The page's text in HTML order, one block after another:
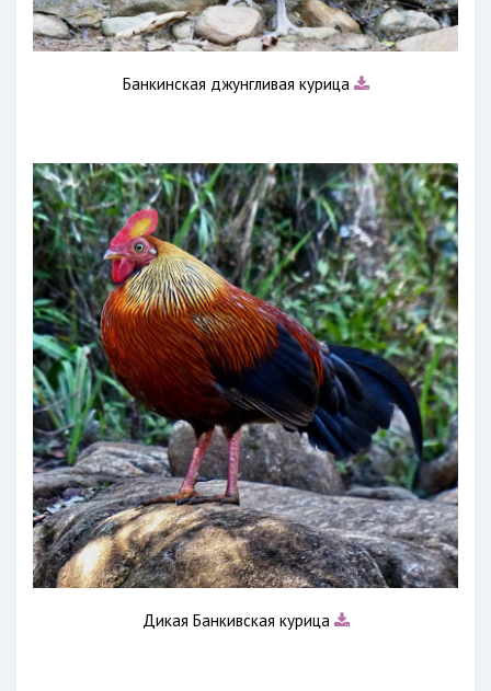
Банкинская джунгливая курица
Дикая Банкивская курица